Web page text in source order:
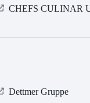
CHEFS CULINAR
Dettmer Gruppe